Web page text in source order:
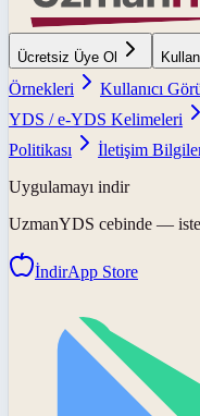
Ücretsiz Üye Ol
Örnekleri
Kullanıcı
YDS / e-YDS Kelimeleri
Politikası
İletişim
Uygulamayı indir
UzmanYDS cebinde —
İndirApp Store